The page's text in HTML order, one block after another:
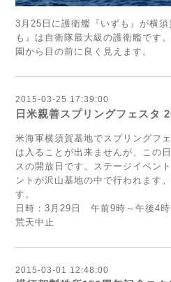
3月25日に護衛艦『いずも』が横
も』は自衛隊最大級の護衛艦です
園から目の前に良く見えます。
2015-03-25 17:39:00
日米親善スプリングフェスタ
米海軍横須賀基地でスプリングフ
は入ることが出来ませんが、この
スの開放日です。ステージイベン
ントが沢山基地の中で行われます
す。
日時：3月29日 午前9時～午後4
荒天中止
2015-03-01 12:48:00